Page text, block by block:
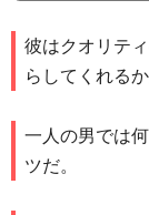
彼はクオリテ
らしてくれる
一人の男では
ツだ。